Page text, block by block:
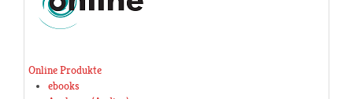
Online Produkte
ebooks